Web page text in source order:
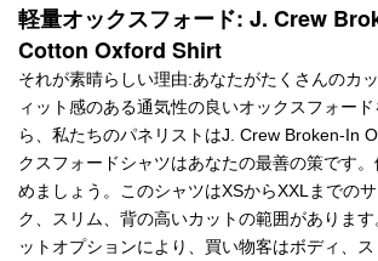
軽量オックスフォード: J. Crew
Cotton Oxford Shirt
それが素晴らしい理由:あなたがたくさんのカ
ィット感のある通気性の良いオックスフォー
ら、私たちのパネリストはJ. Crew Broken-In
クスフォードシャツはあなたの最善の策です
めましょう。このシャツはXSからXXLまでの
ク、スリム、背の高いカットの範囲がありま
ットオプションにより、買い物客はボディ、